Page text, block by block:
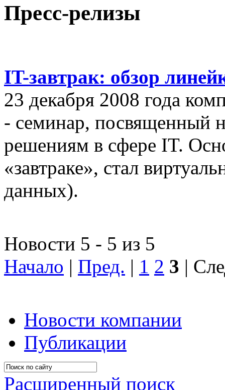
Пресс-релизы
IT-завтрак: обзор
23 декабря 2008 года
- семинар, посвященный
решениям в сфере IT.
«завтраке», стал
данных).
Новости 5 - 5 из 5
Начало | Пред. | 1 2 3 |
Новости компании
Публикации
Расширенный поиск